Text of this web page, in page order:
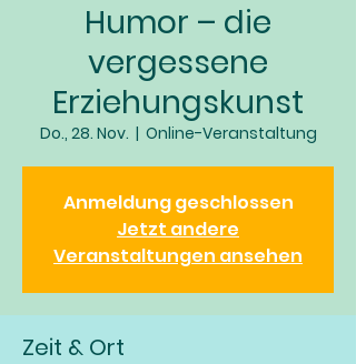
Humor – die
vergessene
Erziehungskunst
Do., 28. Nov.
  |
Online-Veranstaltung
Anmeldung geschlossen
Jetzt andere
Veranstaltungen ansehen
Zeit & Ort